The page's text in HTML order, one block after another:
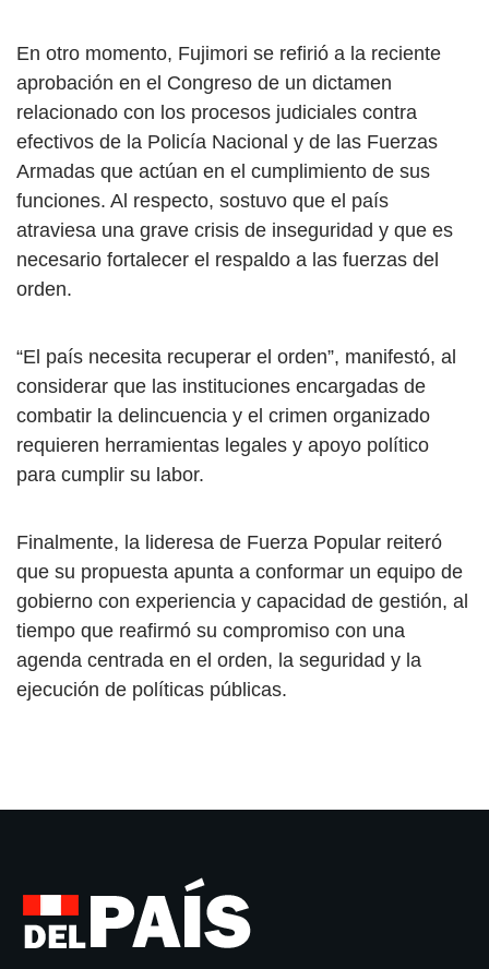
En otro momento, Fujimori se refirió a la reciente
aprobación en el Congreso de un dictamen
relacionado con los procesos judiciales contra
efectivos de la Policía Nacional y de las Fuerzas
Armadas que actúan en el cumplimiento de sus
funciones. Al respecto, sostuvo que el país
atraviesa una grave crisis de inseguridad y que es
necesario fortalecer el respaldo a las fuerzas del
orden.
“El país necesita recuperar el orden”, manifestó, al
considerar que las instituciones encargadas de
combatir la delincuencia y el crimen organizado
requieren herramientas legales y apoyo político
para cumplir su labor.
Finalmente, la lideresa de Fuerza Popular reiteró
que su propuesta apunta a conformar un equipo de
gobierno con experiencia y capacidad de gestión, al
tiempo que reafirmó su compromiso con una
agenda centrada en el orden, la seguridad y la
ejecución de políticas públicas.